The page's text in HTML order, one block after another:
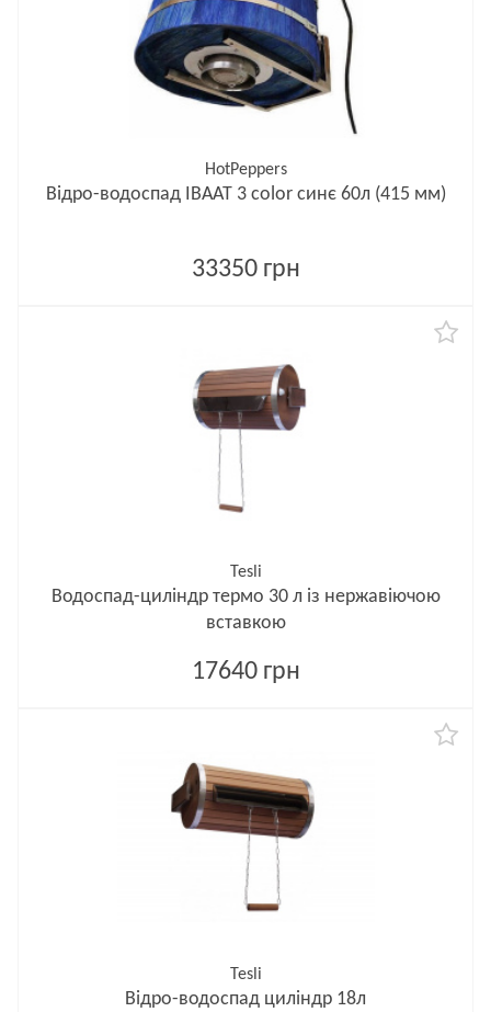
HotPeppers
Відро-водоспад ІВААТ 3 color синє 60л (415 мм)
33350 грн
Tesli
Водоспад-циліндр термо 30 л із нержавіючою
вставкою
17640 грн
Tesli
Відро-водоспад циліндр 18л